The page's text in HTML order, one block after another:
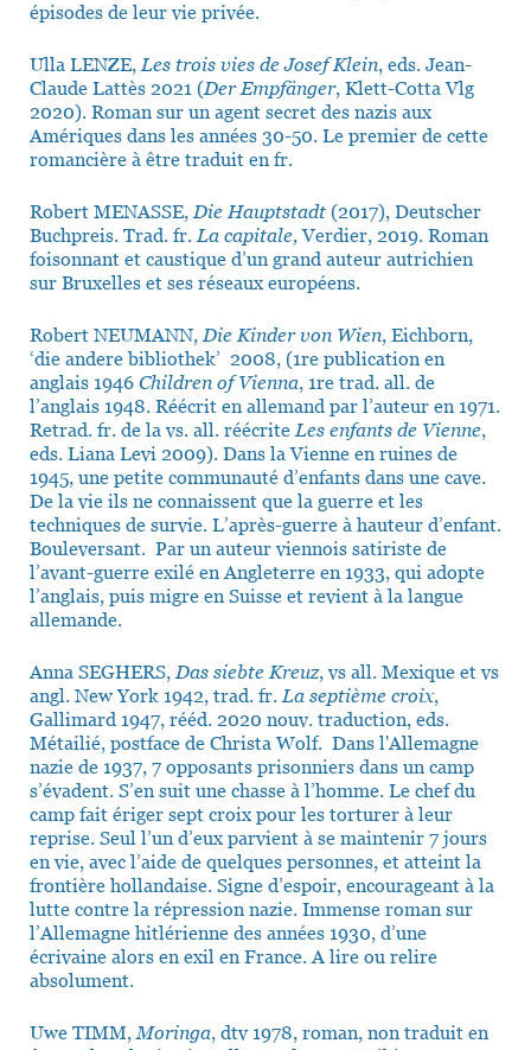
épisodes de leur vie privée.
Ulla LENZE, Les trois vies de Josef Klein, eds. Jean-
Claude Lattès 2021 (Der Empfänger, Klett-Cotta Vlg
2020). Roman sur un agent secret des nazis aux
Amériques dans les années 30-50. Le premier de cette
romancière à être traduit en fr.
Robert MENASSE, Die Hauptstadt (2017), Deutscher
Buchpreis. Trad. fr. La capitale, Verdier, 2019. Roman
foisonnant et caustique d’un grand auteur autrichien
sur Bruxelles et ses réseaux européens.
Robert NEUMANN, Die Kinder von Wien, Eichborn,
‘die andere bibliothek’ 2008, (1re publication en
anglais 1946 Children of Vienna, 1re trad. all. de
l’anglais 1948. Réécrit en allemand par l’auteur en 1971.
Retrad. fr. de la vs. all. réécrite Les enfants de Vienne,
eds. Liana Levi 2009). Dans la Vienne en ruines de
1945, une petite communauté d’enfants dans une cave.
De la vie ils ne connaissent que la guerre et les
techniques de survie. L’après-guerre à hauteur d’enfant.
Bouleversant. Par un auteur viennois satiriste de
l’avant-guerre exilé en Angleterre en 1933, qui adopte
l’anglais, puis migre en Suisse et revient à la langue
allemande.
Anna SEGHERS, Das siebte Kreuz, vs all. Mexique et vs
angl. New York 1942, trad. fr. La septième croix,
Gallimard 1947, rééd. 2020 nouv. traduction, eds.
Métailié, postface de Christa Wolf. Dans l'Allemagne
nazie de 1937, 7 opposants prisonniers dans un camp
s’évadent. S’en suit une chasse à l’homme. Le chef du
camp fait ériger sept croix pour les torturer à leur
reprise. Seul l’un d’eux parvient à se maintenir 7 jours
en vie, avec l’aide de quelques personnes, et atteint la
frontière hollandaise. Signe d’espoir, encourageant à la
lutte contre la répression nazie. Immense roman sur
l’Allemagne hitlérienne des années 1930, d’une
écrivaine alors en exil en France. A lire ou relire
absolument.
Uwe TIMM, Moringa, dtv 1978, roman, non traduit en